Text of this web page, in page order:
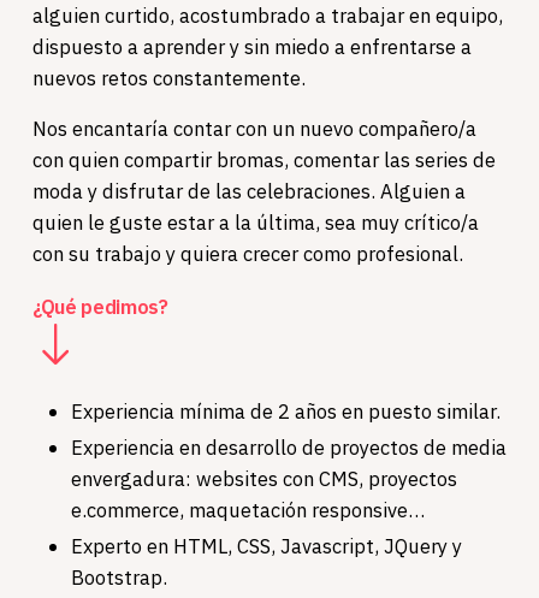
alguien curtido, acostumbrado a trabajar en equipo,
dispuesto a aprender y sin miedo a enfrentarse a
nuevos retos constantemente.
Nos encantaría contar con un nuevo compañero/a
con quien compartir bromas, comentar las series de
moda y disfrutar de las celebraciones. Alguien a
quien le guste estar a la última, sea muy crítico/a
con su trabajo y quiera crecer como profesional.
¿Qué pedimos?
Experiencia mínima de 2 años en puesto similar.
Experiencia en desarrollo de proyectos de media
envergadura: websites con CMS, proyectos
e.commerce, maquetación responsive…
Experto en HTML, CSS, Javascript, JQuery y
Bootstrap.